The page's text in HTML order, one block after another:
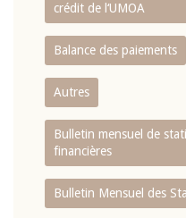
crédit de l‘UMOA
Balance des paiements
Autres
Bulletin mensuel de
financières
Bulletin Mensuel des